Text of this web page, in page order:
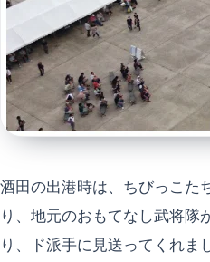
酒田の出港時は、ちびっこた
り、地元のおもてなし武将隊
り、ド派手に見送ってくれま